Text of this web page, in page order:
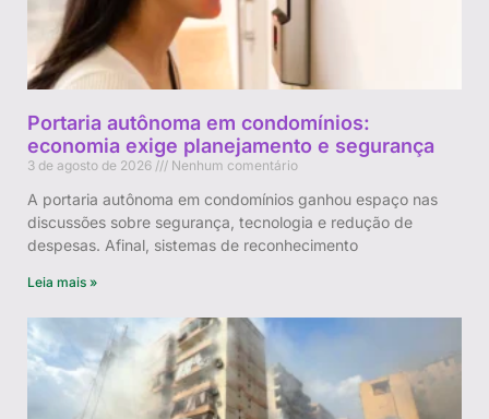
Portaria autônoma em condomínios:
economia exige planejamento e segurança
3 de agosto de 2026 Nenhum comentário
A portaria autônoma em condomínios ganhou espaço nas
discussões sobre segurança, tecnologia e redução de
despesas. Afinal, sistemas de reconhecimento
Leia mais »